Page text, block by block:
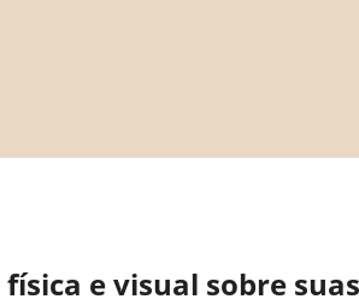
e visual sobre suas